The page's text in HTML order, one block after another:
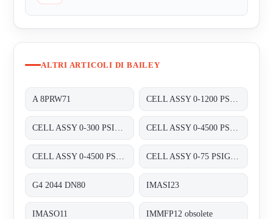
ALTRI ARTICOLI DI BAILEY
A 8PRW71
G4 2044 DN80 IMASI23
IMASO11 IMMFP12 obsolete